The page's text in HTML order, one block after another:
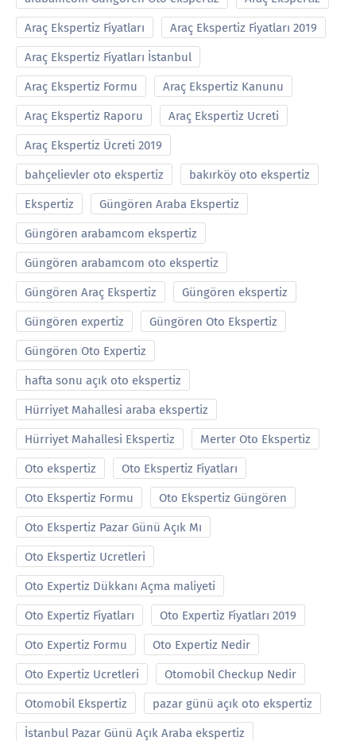
Araç Ekspertiz Fiyatları Araç Ekspertiz Fiyatları 2019
Araç Ekspertiz Fiyatları İstanbul
Araç Ekspertiz Formu Araç Ekspertiz Kanunu
Araç Ekspertiz Raporu Araç Ekspertiz Ucreti
Araç Ekspertiz Ücreti 2019
bahçelievler oto ekspertiz bakırköy oto ekspertiz
Ekspertiz Güngören Araba Ekspertiz
Güngören arabamcom ekspertiz
Güngören arabamcom oto ekspertiz
Güngören Araç Ekspertiz Güngören ekspertiz
Güngören expertiz Güngören Oto Ekspertiz
Güngören Oto Expertiz
hafta sonu açık oto ekspertiz
Hürriyet Mahallesi araba ekspertiz
Hürriyet Mahallesi Ekspertiz Merter Oto Ekspertiz
Oto ekspertiz Oto Ekspertiz Fiyatları
Oto Ekspertiz Formu Oto Ekspertiz Güngören
Oto Ekspertiz Pazar Günü Açık Mı
Oto Ekspertiz Ucretleri
Oto Expertiz Dükkanı Açma maliyeti
Oto Expertiz Fiyatları Oto Expertiz Fiyatları 2019
Oto Expertiz Formu Oto Expertiz Nedir
Oto Expertiz Ucretleri Otomobil Checkup Nedir
Otomobil Ekspertiz pazar günü açık oto ekspertiz
İstanbul Pazar Günü Açık Araba ekspertiz